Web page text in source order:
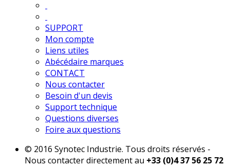
SUPPORT
Mon compte
Liens utiles
Abécédaire marques
CONTACT
Nous contacter
Besoin d'un devis
Support technique
Questions diverses
Foire aux questions
© 2016 Synotec Industrie. Tous droits réservés -
Nous contacter directement au +33 (0)4 37 56 25 72